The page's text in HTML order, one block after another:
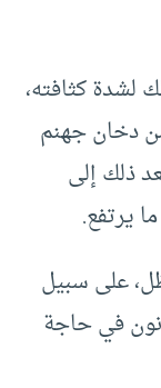
لشدة كثافته،
دخان جهنم
ذلك إلى
يرتفع.
على سبيل
في حاجة